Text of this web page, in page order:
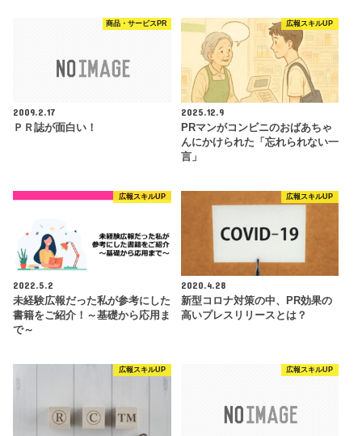
商品・サービスPR
2009.2.17
ＰＲ誌が面白い！
広報スキルUP
2025.12.9
PRマンがコンビニのおばあちゃ
んにかけられた「忘れられない一
言」
広報スキルUP
2022.5.2
未経験広報だった私が参考にした
書籍をご紹介！～基礎から応用ま
で～
広報スキルUP
2020.4.28
新型コロナ対策の中、PR効果の
高いプレスリリースとは？
広報スキルUP 広報スキルUP